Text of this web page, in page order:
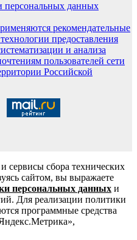
персональных данных
рекомендательные
предоставления
и анализа
пользователей сети
Российской
сервисы сбора технических
сайтом, вы выражаете
персональных данных и
Для реализации политики
программные средства